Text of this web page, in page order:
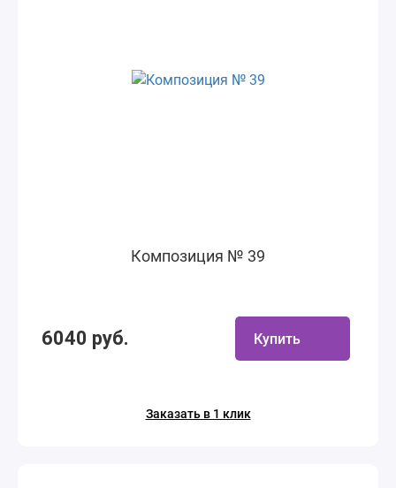
Композиция № 39
6040 руб. Купить
Заказать в 1 клик